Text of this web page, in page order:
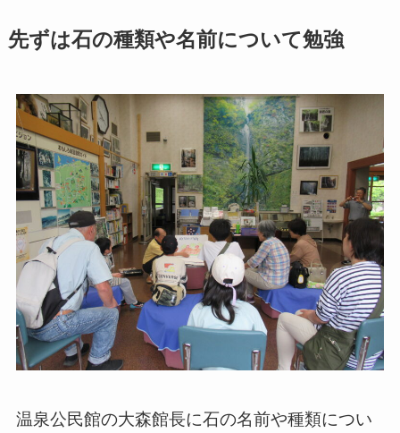
先ずは石の種類や名前について勉強
温泉公民館の大森館長に石の名前や種類につい